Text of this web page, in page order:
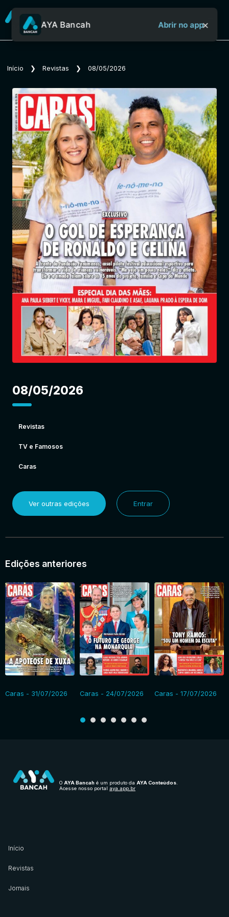
Sobre o Aya Bancah
Início
Revistas
Jornais
Entrar
AYA Bancah Abrir no app×
Início ❯ Revistas ❯ 08/05/2026
08/05/2026
Revistas
TV e Famosos
Caras
Ver outras edições Entrar
Edições anteriores
Caras - 31/07/2026 Caras - 24/07/2026 Caras - 17/07/2026
O AYA Bancah é um produto da AYA Conteúdos
Acesse nosso portal aya.app.br
Início
Revistas
Jornais